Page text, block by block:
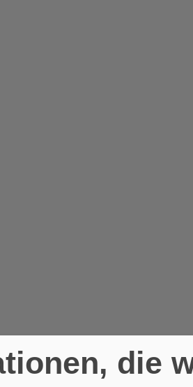
die